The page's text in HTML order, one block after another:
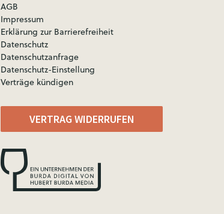
AGB
Impressum
Erklärung zur Barrierefreiheit
Datenschutz
Datenschutzanfrage
Datenschutz-Einstellung
Verträge kündigen
VERTRAG WIDERRUFEN